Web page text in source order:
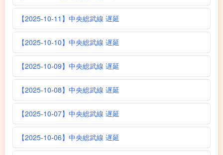
【2025-10-11】中央総武線 遅延
【2025-10-10】中央総武線 遅延
【2025-10-09】中央総武線 遅延
【2025-10-08】中央総武線 遅延
【2025-10-07】中央総武線 遅延
【2025-10-06】中央総武線 遅延